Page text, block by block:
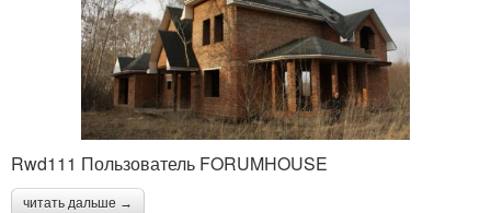
Rwd111 Пользователь FORUMHOUSE
читать дальше →